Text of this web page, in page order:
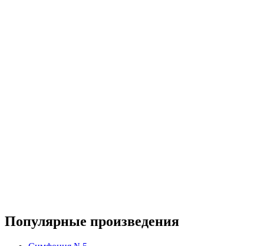
Популярные произведения